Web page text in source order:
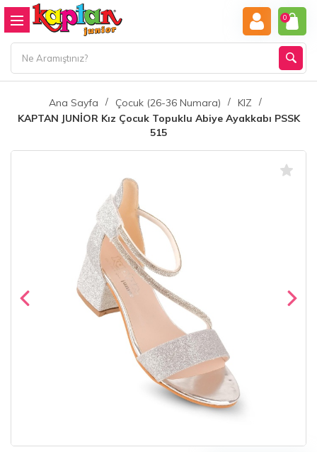
0
Ana Sayfa Çocuk (26-36 Numara)
KIZ
KAPTAN JUNİOR Kız Çocuk Topuklu Abiye Ayakkabı PSSK
515